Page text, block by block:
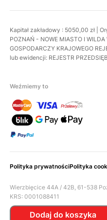
Dodaj do koszyka
Kapitał zakładowy : 5050,00 zł |
POZNAŃ - NOWE MIASTO I
GOSPODARCZY KRAJOWEGO
lub ewidencji: REJESTR
Weźmiemy to
Polityka prywatnościPolityka
Wierzbięcice 44A / 42B, 61-538
KRS: 0001088411
Nip: 7831898042
Regon: 527791798